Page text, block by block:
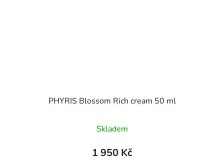
PHYRIS Blossom Rich cream 50 ml
Skladem
1 950 Kč